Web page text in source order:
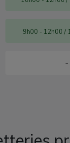
9h00 - 12h00 /
-